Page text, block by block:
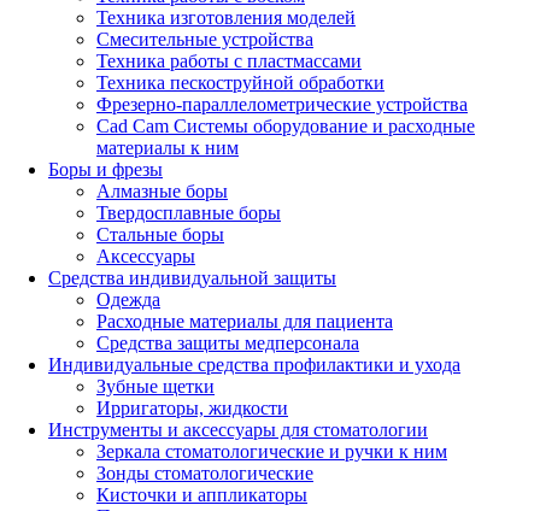
Техника изготовления моделей
Смесительные устройства
Техника работы с пластмассами
Техника пескоструйной обработки
Фрезерно-параллелометрические устройства
Cad Cam Системы оборудование и расходные
материалы к ним
Боры и фрезы
Алмазные боры
Твердосплавные боры
Стальные боры
Аксессуары
Средства индивидуальной защиты
Одежда
Расходные материалы для пациента
Средства защиты медперсонала
Индивидуальные средства профилактики и ухода
Зубные щетки
Ирригаторы, жидкости
Инструменты и аксессуары для стоматологии
Зеркала стоматологические и ручки к ним
Зонды стоматологические
Кисточки и аппликаторы